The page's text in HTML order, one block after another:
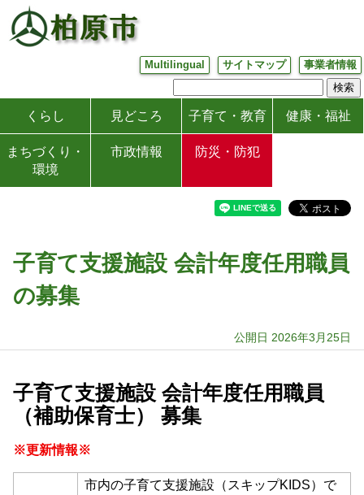
Multilingual サイトマップ 事業者情報
くらし 見どころ 子育て・教育 健康・福祉
まちづくり・
環境
市政情報 防災・防犯
子育て支援施設 会計年度任用職員
の募集
公開日 2026年3月25日
子育て支援施設 会計年度任用職員
（補助保育士） 募集
※更新情報※
市内の子育て支援施設（スキップKIDS）で